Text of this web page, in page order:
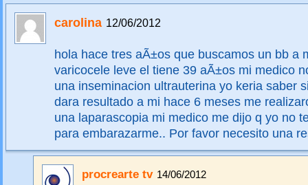
carolina 12/06/2012
hola hace tres aÃ±os que buscamos un bb a
varicocele leve el tiene 39 aÃ±os mi medico
una inseminacion ultrauterina yo keria saber
dara resultado a mi hace 6 meses me
una laparascopia mi medico me dijo q yo no
para embarazarme.. Por favor necesito una
procrearte tv 14/06/2012